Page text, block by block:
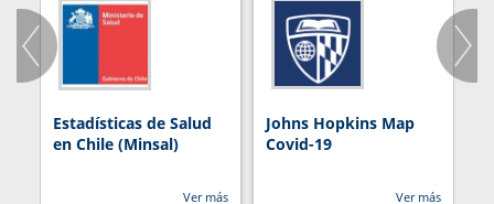
Estadísticas de Salud
en Chile (Minsal)
Ver más
Johns Hopkins Map
Covid-19
Ver más